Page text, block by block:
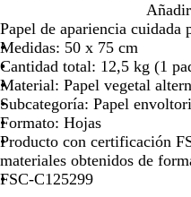
l
a
n
c
o
Papel de apariencia cuidada
Medidas: 50 x 75 cm
Cantidad total: 12,5 kg (1
Material: Papel vegetal
Subcategoría: Papel
Formato: Hojas
Producto con certificación
materiales obtenidos de
FSC-C125299